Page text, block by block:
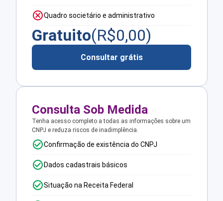
Quadro societário e administrativo
Gratuito(R$0,00)
Consultar grátis
Consulta Sob Medida
Tenha acesso completo a todas as informações sobre um
CNPJ e reduza riscos de inadimplência.
Confirmação de existência do CNPJ
Dados cadastrais básicos
Situação na Receita Federal